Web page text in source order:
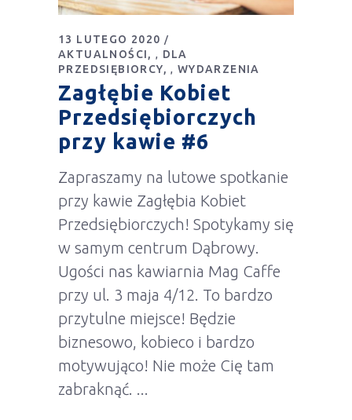
13 LUTEGO 2020
AKTUALNOŚCI
,
DLA
PRZEDSIĘBIORCY
, WYDARZENIA
Zagłębie Kobiet
Przedsiębiorczych
przy kawie #6
Zapraszamy na lutowe spotkanie
przy kawie Zagłębia Kobiet
Przedsiębiorczych! Spotykamy się
w samym centrum Dąbrowy.
Ugości nas kawiarnia Mag Caffe
przy ul. 3 maja 4/12. To bardzo
przytulne miejsce! Będzie
biznesowo, kobieco i bardzo
motywująco! Nie może Cię tam
zabraknąć.